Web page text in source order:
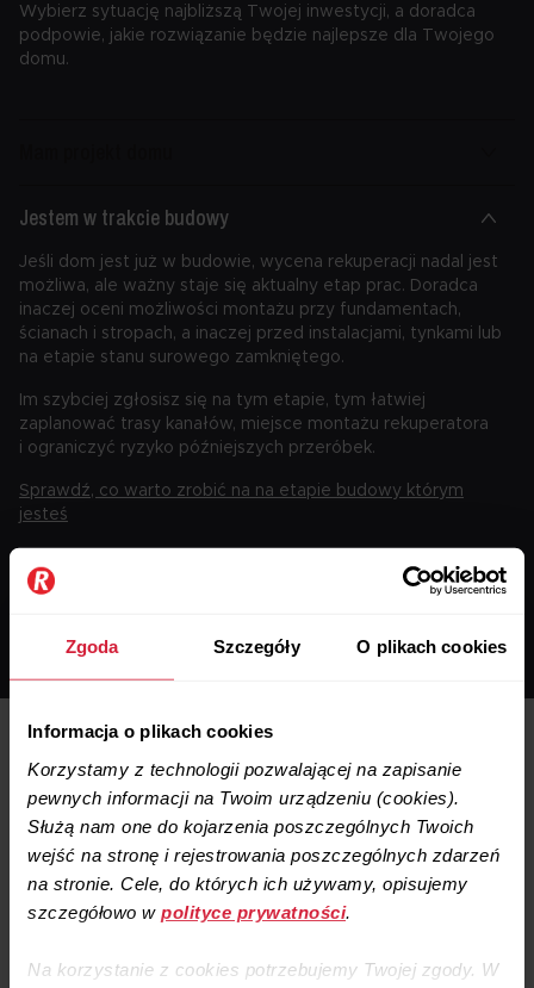
Zgoda Szczegóły O plikach cookies
Informacja o plikach cookies
Korzystamy z technologii pozwalającej na zapisanie
pewnych informacji na Twoim urządzeniu (cookies).
Służą nam one do kojarzenia poszczególnych Twoich
wejść na stronę i rejestrowania poszczególnych zdarzeń
na stronie. Cele, do których ich używamy, opisujemy
szczegółowo w polityce prywatności.
Na korzystanie z cookies potrzebujemy Twojej zgody. W
Wybierz sytuację najbliższą Twojej inwestycji, a doradca
podpowie, jakie rozwiązanie będzie najlepsze dla Twojego
domu.
Jestem w trakcie budowy
Jeśli dom jest już w budowie, wycena rekuperacji nadal jest
możliwa, ale ważny staje się aktualny etap prac. Doradca
inaczej oceni możliwości montażu przy fundamentach,
ścianach i stropach, a inaczej przed instalacjami, tynkami lub
na etapie stanu surowego zamkniętego.
Im szybciej zgłosisz się na tym etapie, tym łatwiej
zaplanować trasy kanałów, miejsce montażu rekuperatora
i ograniczyć ryzyko późniejszych przeróbek.
Sprawdź, co warto zrobić na na etapie budowy którym
jesteś
Remontuję lub mieszkam w domu
Co przygotować do wyceny montażu
rekuperacji?
Wypełnienie formularza nie wymaga wiedzy technicznej.
i przygotować kolejne kroki do wyceny: